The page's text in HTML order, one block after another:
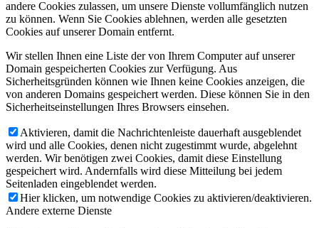
andere Cookies zulassen, um unsere Dienste vollumfänglich nutzen
zu können. Wenn Sie Cookies ablehnen, werden alle gesetzten
Cookies auf unserer Domain entfernt.
Wir stellen Ihnen eine Liste der von Ihrem Computer auf unserer
Domain gespeicherten Cookies zur Verfügung. Aus
Sicherheitsgründen können wie Ihnen keine Cookies anzeigen, die
von anderen Domains gespeichert werden. Diese können Sie in den
Sicherheitseinstellungen Ihres Browsers einsehen.
Aktivieren, damit die Nachrichtenleiste dauerhaft ausgeblendet
wird und alle Cookies, denen nicht zugestimmt wurde, abgelehnt
werden. Wir benötigen zwei Cookies, damit diese Einstellung
gespeichert wird. Andernfalls wird diese Mitteilung bei jedem
Seitenladen eingeblendet werden.
Hier klicken, um notwendige Cookies zu aktivieren/deaktivieren.
Andere externe Dienste